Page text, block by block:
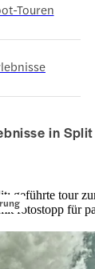
Touren
in Split
geführte tour
fotostopp für